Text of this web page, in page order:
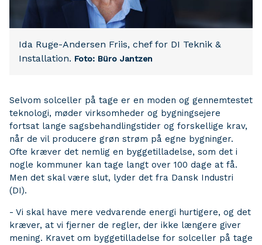
Ida Ruge-Andersen Friis, chef for DI Teknik &
Installation. Foto: Büro Jantzen
Selvom solceller på tage er en moden og gennemtestet
teknologi, møder virksomheder og bygningsejere
fortsat lange sagsbehandlingstider og forskellige krav,
når de vil producere grøn strøm på egne bygninger.
Ofte kræver det nemlig en byggetilladelse, som det i
nogle kommuner kan tage langt over 100 dage at få.
Men det skal være slut, lyder det fra Dansk Industri
(DI).
- Vi skal have mere vedvarende energi hurtigere, og det
kræver, at vi fjerner de regler, der ikke længere giver
mening. Kravet om byggetilladelse for solceller på tage